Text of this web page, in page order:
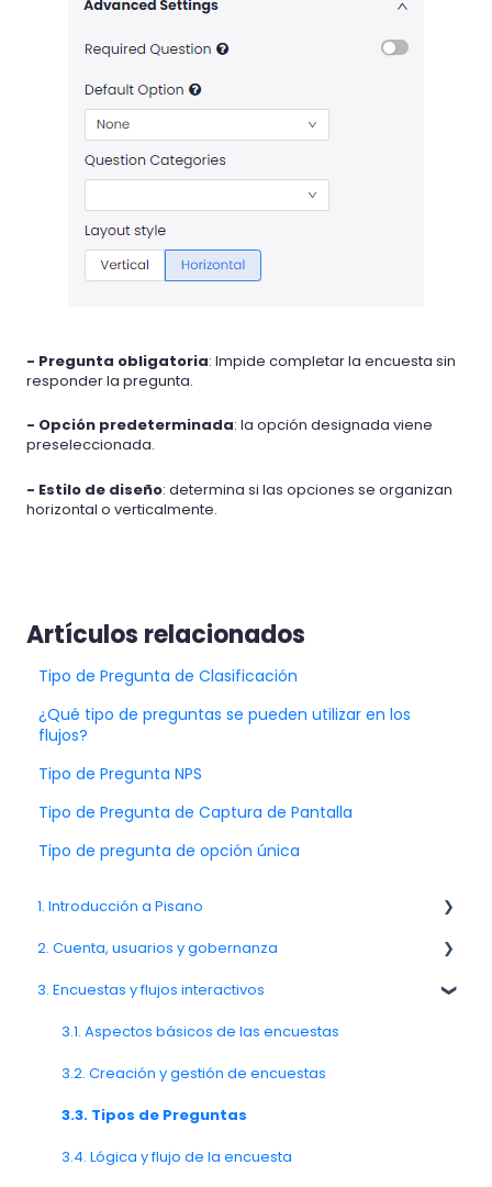
- Pregunta obligatoria: Impide completar la encuesta sin
responder la pregunta.
- Opción predeterminada: la opción designada viene
preseleccionada.
- Estilo de diseño: determina si las opciones se organizan
horizontal o verticalmente.
Artículos relacionados
Tipo de Pregunta de Clasificación
¿Qué tipo de preguntas se pueden utilizar en los
flujos?
Tipo de Pregunta NPS
Tipo de Pregunta de Captura de Pantalla
Tipo de pregunta de opción única
1. Introducción a Pisano
1.1. Visión general de la plataforma Pisano
1.3. Navegación y espacio de trabajo
2. Cuenta, usuarios y gobernanza
Equipos, unidades y organización
2.6. Notificaciones y preferencias del usuario
3. Encuestas y flujos interactivos
3.1. Aspectos básicos de las encuestas
3.2. Creación y gestión de encuestas
3.3. Tipos de Preguntas
3.4. Lógica y flujo de la encuesta